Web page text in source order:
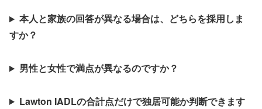
本人と家族の回答が異なる場合は、どちらを採用しま
すか？
男性と女性で満点が異なるのですか？
Lawton IADLの合計点だけで独居可能か判断できます